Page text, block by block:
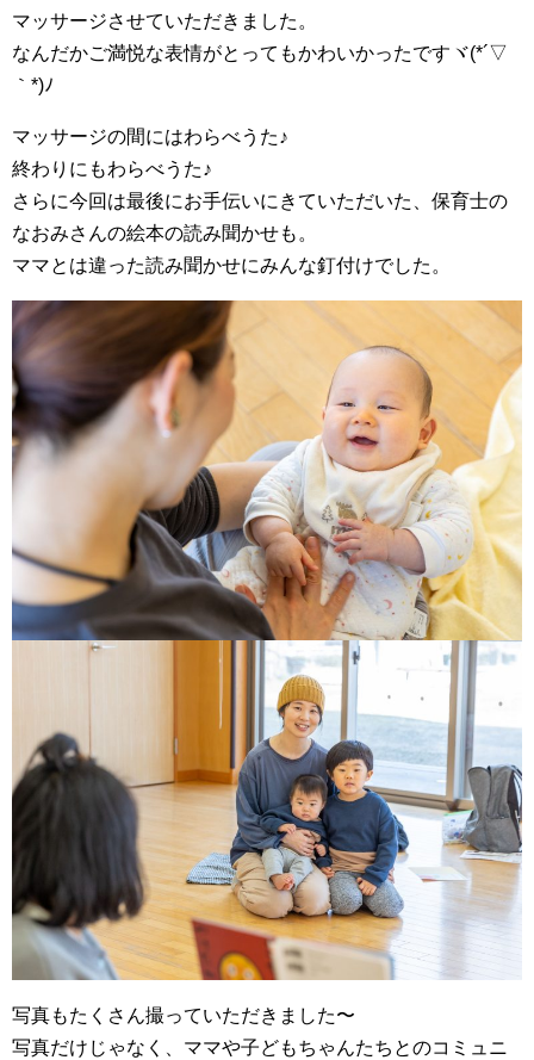
マッサージさせていただきました。
なんだかご満悦な表情がとってもかわいかったですヾ(*´▽
｀*)ﾉ⁡⁡
マッサージの間にはわらべうた♪
終わりにもわらべうた♪
さらに今回は最後にお手伝いにきていただいた、保育士の
なおみさんの絵本の読み聞かせも。
ママとは違った読み聞かせにみんな釘付けでした。
⁡⁡写真もたくさん撮っていただきました〜
写真だけじゃなく、ママや子どもちゃんたちとのコミュニ